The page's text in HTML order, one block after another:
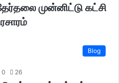
முன்னிட்டு கட்சி
Blog
0 26